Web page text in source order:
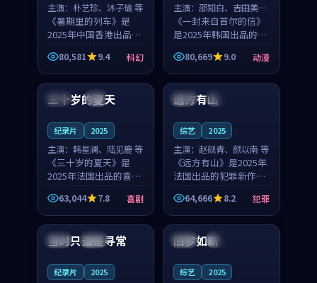
主演： 朴艺珍、沐子瑜 等
《暑期里的列车》是
2025年中国香港出品的
科幻新作，主创团队希
望用城市夜归人的故事
让观众停下来想一想。
朴艺珍领衔，沐子瑜担
任重要角色，郑书延的
80,581 9.4 科幻
主演： 邵知白、吉田美琴
等
《一封来自首尔的信》
是2025年韩国出品的动
漫新作，主创团队希望
用高考往事的故事让观
众停下来想一想。邵知
重要角色，谢承南的
80,669 9.0 动漫
法国 4K
三十岁的夏天
纪录片 2025
主演： 韩星澜、陆见鹿 等
《三十岁的夏天》是
2025年法国出品的喜剧
新作，主创团队希望用
深夜电台的故事让观众
停下来想一想。韩星澜
角色，山田纯一的叙事
63,044 7.8 喜剧
法国 独播
远方有山
综艺 2025
主演： 赵砚青、颜以南 等
《远方有山》是2025年
法国出品的犯罪新作，
主创团队希望用高校追
梦的故事让观众停下来
想一想。赵砚青领衔，
颜以南担任重要角色，
山田纯一的叙事节奏
64,666 8.2 犯罪
泰国 杜比
当时只道是寻常
纪录片 2025
中国 高分
旧梦如新
综艺 2025